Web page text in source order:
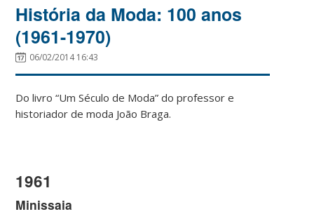
História da Moda: 100 anos
(1961-1970)
06/02/2014 16:43
Do livro “Um Século de Moda” do professor e
historiador de moda João Braga.
1961
Minissaia